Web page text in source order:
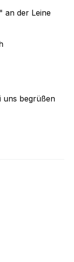
an der Leine
uns begrüßen